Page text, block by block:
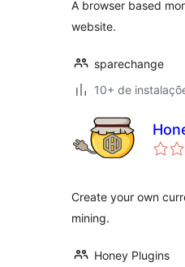
A browser based
website.
sparechange
10+ de
Create your own
mining.
Honey Plugins